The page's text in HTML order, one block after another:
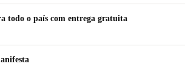
todo o país com entrega gratuita